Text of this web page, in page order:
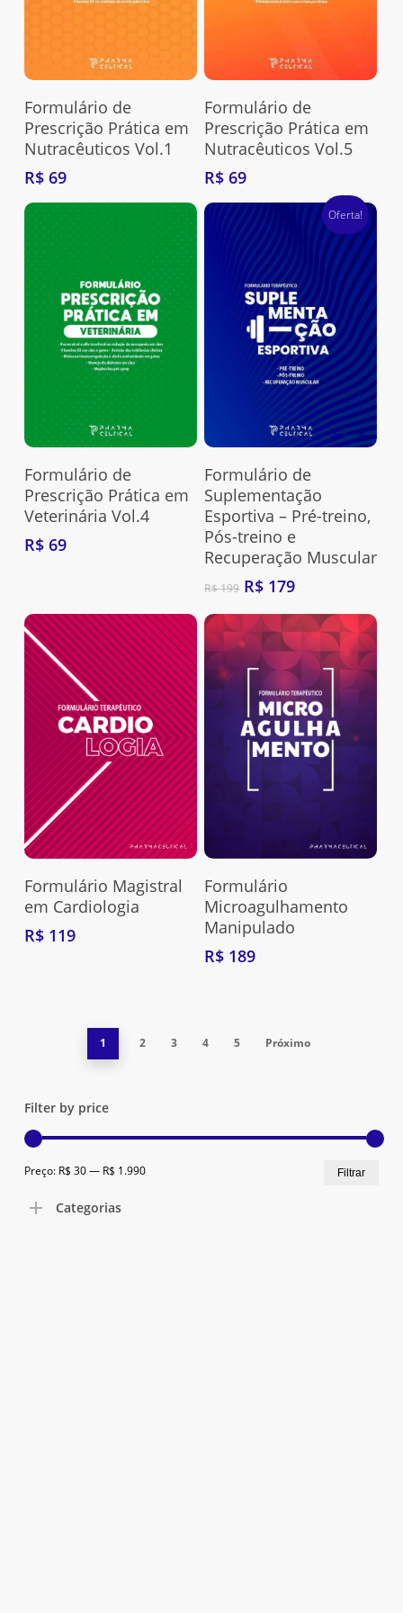
Nenhum produto no carrinho.
Go To Shop
Adquira Aqui
Formulário de
Prescrição Prática em
Nutracêuticos Vol.1
R$69
Adquira Aqui
Formulário de
Prescrição Prática em
Nutracêuticos Vol.5
R$ 69
Adquira Aqui
Formulário de
Prescrição Prática em
Veterinária Vol.4
R$69
Oferta!
Adquira Aqui
Formulário de
Suplementação
Esportiva – Pré-treino,
Pós-treino e
Recuperação Muscular
R$199 O
original
era:
R$ 199.
R$ 179O
atual
é:
R$ 179.
Adquira Aqui
Formulário Magistral
em Cardiologia
R$119
Adquira Aqui
Formulário
Microagulhamento
Manipulado
R$ 189
1 2 3 4 5 Próximo
Filter by price
Filtrar
Preço: R$ 30— R$ 1.990
Categorias